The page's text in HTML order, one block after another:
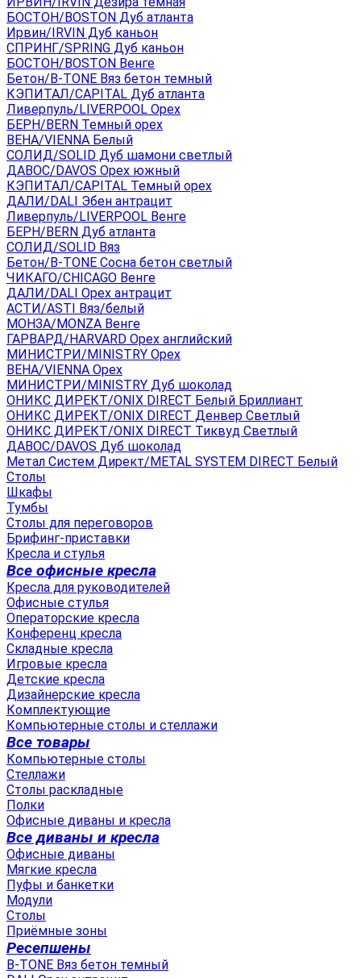
БОСТОН/BOSTON Дуб атланта
Ирвин/IRVIN Дуб каньон
СПРИНГ/SPRING Дуб каньон
БОСТОН/BOSTON Венге
Бетон/B-TONE Вяз бетон темный
КЭПИТАЛ/CAPITAL Дуб атланта
Ливерпуль/LIVERPOOL Орех
БЕРН/BERN Темный орех
ВЕНА/VIENNA Белый
СОЛИД/SOLID Дуб шамони светлый
ДАВОС/DAVOS Орех южный
КЭПИТАЛ/CAPITAL Темный орех
ДАЛИ/DALI Эбен антрацит
Ливерпуль/LIVERPOOL Венге
БЕРН/BERN Дуб атланта
СОЛИД/SOLID Вяз
Бетон/B-TONE Сосна бетон светлый
ЧИКАГО/CHICAGO Венге
ДАЛИ/DALI Орех антрацит
АСТИ/ASTI Вяз/белый
МОНЗА/MONZA Венге
ГАРВАРД/HARVARD Орех английский
МИНИСТРИ/MINISTRY Орех
ВЕНА/VIENNA Орех
МИНИСТРИ/MINISTRY Дуб шоколад
ОНИКС ДИРЕКТ/ONIX DIRECT Белый Бриллиант
ОНИКС ДИРЕКТ/ONIX DIRECT Денвер Светлый
ОНИКС ДИРЕКТ/ONIX DIRECT Тиквуд Светлый
ДАВОС/DAVOS Дуб шоколад
Метал Систем Директ/METAL SYSTEM DIRECT Белый
Столы
Шкафы
Тумбы
Столы для переговоров
Брифинг-приставки
Кресла и стулья
Все офисные кресла
Кресла для руководителей
Офисные стулья
Операторские кресла
Конференц кресла
Складные кресла
Игровые кресла
Детские кресла
Дизайнерские кресла
Комплектующие
Компьютерные столы и стеллажи
Все товары
Компьютерные столы
Стеллажи
Столы раскладные
Полки
Офисные диваны и кресла
Все диваны и кресла
Офисные диваны
Мягкие кресла
Пуфы и банкетки
Модули
Столы
Приёмные зоны
Ресепшены
B-TONE Вяз бетон темный